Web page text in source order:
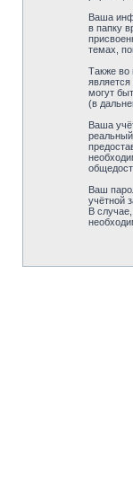
Ваша
в папку
темах,
Также во
могут
(в
Ваша
Ваш
учётной
В